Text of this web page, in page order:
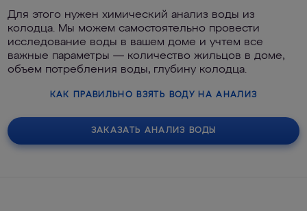
Для этого нужен химический анализ воды из
колодца. Мы можем самостоятельно провести
исследование воды в вашем доме и учтем все
важные параметры — количество жильцов в доме,
объем потребления воды, глубину колодца.
КАК ПРАВИЛЬНО ВЗЯТЬ ВОДУ НА АНАЛИЗ
ЗАКАЗАТЬ АНАЛИЗ ВОДЫ